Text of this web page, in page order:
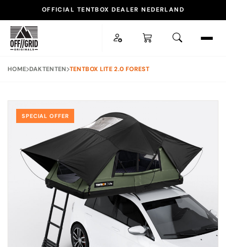
OFFICIAL TENTBOX DEALER NEDERLAND
TENTBOX LITE XL
DAKDRAGER ACCESSOIRES
Daktenten
Accessoires
HOME DAKTENTEN TENTBOX LITE 2.0 FOREST
SPECIAL OFFER